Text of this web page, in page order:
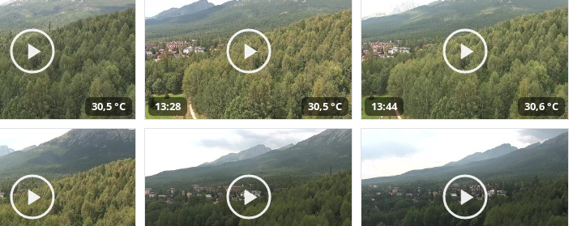
30,5 °C 13:28 30,5 °C 13:44 30,6 °C